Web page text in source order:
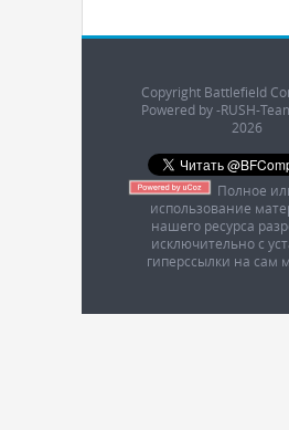
Copyright Battlefield
Powered by -RUSH-
2026
Полное
использование
нашего ресурса
исключительно с
гиперссылки на сам